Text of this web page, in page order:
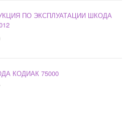
ПО ЭКСПЛУАТАЦИИ ШКОДА
КОДИАК 75000